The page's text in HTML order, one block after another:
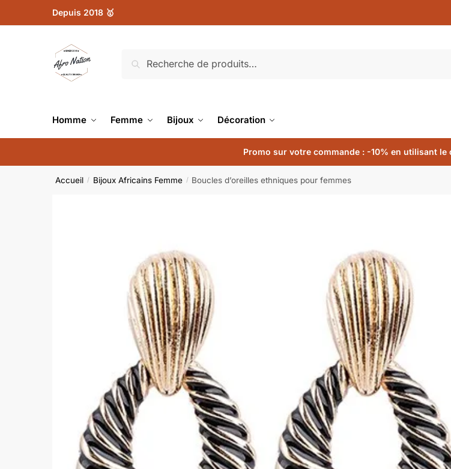
Depuis 2018 🥇
Recherche
Homme Femme Bijoux Décoration
Promo sur votre commande : -10% en utilisant le
Accueil / Bijoux Africains Femme / Boucles d’oreilles ethniques pour femmes